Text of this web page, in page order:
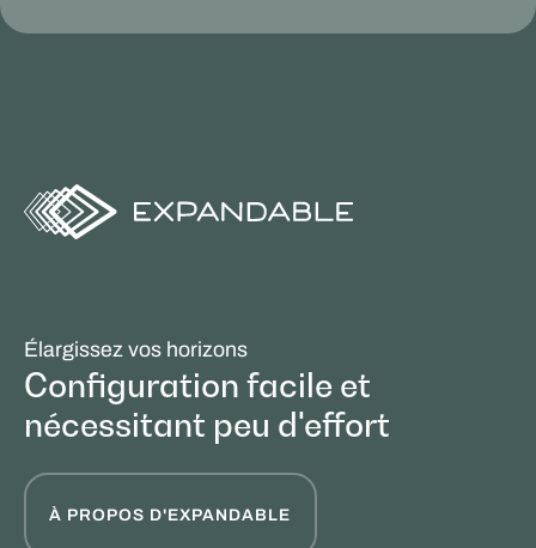
Élargissez vos horizons
Configuration facile et
nécessitant peu d'effort
À PROPOS D'EXPANDABLE